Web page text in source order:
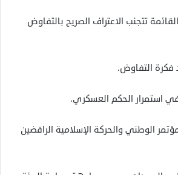
تتجنب الاعتراف الصريح بالتفاوض
الوطني والحركة الإسلامية الرافضين